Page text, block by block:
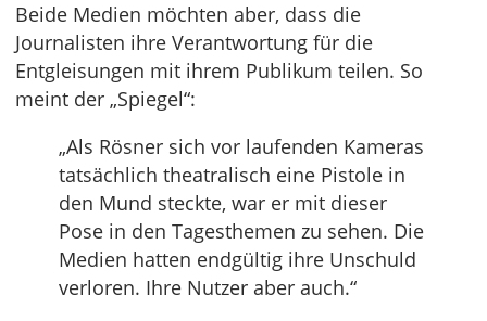
Beide Medien möchten aber, dass die
Journalisten ihre Verantwortung für die
Entgleisungen mit ihrem Publikum teilen. So
meint der „Spiegel“:
„Als Rösner sich vor laufenden Kameras
tatsächlich theatralisch eine Pistole in
den Mund steckte, war er mit dieser
Pose in den Tagesthemen zu sehen. Die
Medien hatten endgültig ihre Unschuld
verloren. Ihre Nutzer aber auch.“